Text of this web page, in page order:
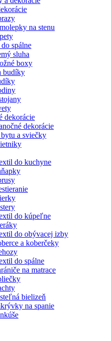
na stenu
spálne
sluha
boxy
budíky
dekorácie
dekorácie
a sviečky
do kuchyne
do kúpeľne
do obývacej izby
a koberčeky
do spálne
na matrace
bielizeň
na spanie